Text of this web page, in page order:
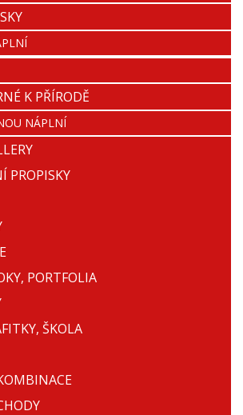
K PŘÍRODĚ
NÁPLNÍ
PROPISKY
PORTFOLIA
ŠKOLA